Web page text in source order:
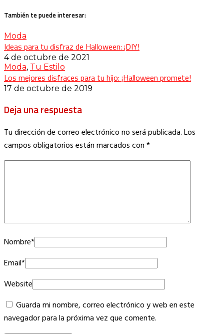
También te puede interesar:
Moda
Ideas para tu disfraz de Halloween: ¡DIY!
4 de octubre de 2021
Moda, Tu Estilo
Los mejores disfraces para tu hijo: ¡Halloween promete!
17 de octubre de 2019
Deja una respuesta
Tu dirección de correo electrónico no será publicada.Los
campos obligatorios están marcados con*
Nombre*
Email*
Website
Guarda mi nombre, correo electrónico y web en este
navegador para la próxima vez que comente.